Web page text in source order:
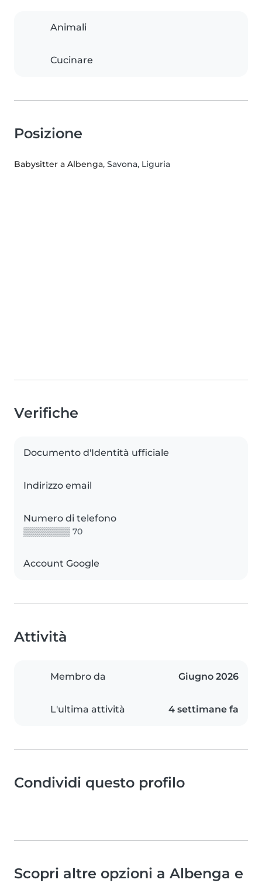
Animali
Cucinare
Posizione
Babysitter a Albenga, Savona, Liguria
Verifiche
Documento d'Identità ufficiale
Indirizzo email
Numero di telefono
▒▒▒▒▒▒▒▒ 70
Account Google
Attività
Membro da Giugno 2026
L'ultima attività 4 settimane fa
Condividi questo profilo
Scopri altre opzioni a Albenga e